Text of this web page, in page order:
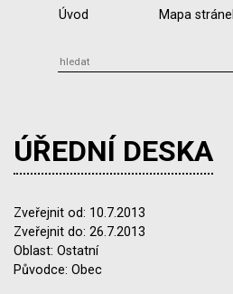
Úvod Mapa
ÚŘEDNÍ DESKA
Zveřejnit od: 10.7.2013
Zveřejnit do: 26.7.2013
Oblast: Ostatní
Původce: Obec